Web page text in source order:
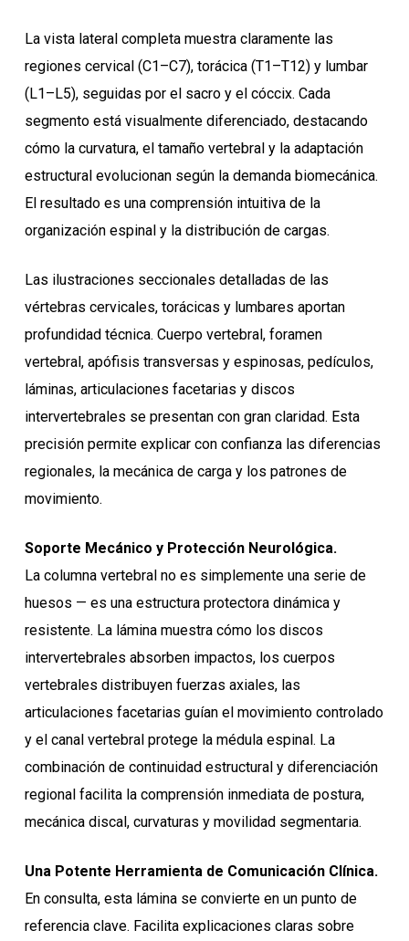
La vista lateral completa muestra claramente las
regiones cervical (C1–C7), torácica (T1–T12) y lumbar
(L1–L5), seguidas por el sacro y el cóccix. Cada
segmento está visualmente diferenciado, destacando
cómo la curvatura, el tamaño vertebral y la adaptación
estructural evolucionan según la demanda biomecánica.
El resultado es una comprensión intuitiva de la
organización espinal y la distribución de cargas.
Las ilustraciones seccionales detalladas de las
vértebras cervicales, torácicas y lumbares aportan
profundidad técnica. Cuerpo vertebral, foramen
vertebral, apófisis transversas y espinosas, pedículos,
láminas, articulaciones facetarias y discos
intervertebrales se presentan con gran claridad. Esta
precisión permite explicar con confianza las diferencias
regionales, la mecánica de carga y los patrones de
movimiento.
Soporte Mecánico y Protección Neurológica.
La columna vertebral no es simplemente una serie de
huesos — es una estructura protectora dinámica y
resistente. La lámina muestra cómo los discos
intervertebrales absorben impactos, los cuerpos
vertebrales distribuyen fuerzas axiales, las
articulaciones facetarias guían el movimiento controlado
y el canal vertebral protege la médula espinal. La
combinación de continuidad estructural y diferenciación
regional facilita la comprensión inmediata de postura,
mecánica discal, curvaturas y movilidad segmentaria.
Una Potente Herramienta de Comunicación Clínica.
En consulta, esta lámina se convierte en un punto de
referencia clave. Facilita explicaciones claras sobre